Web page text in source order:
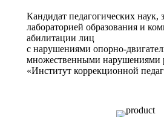
Кандидат педагогических наук,
лабораторией образования и
абилитации лиц
с нарушениями опорно-
множественными
«Институт коррекционной